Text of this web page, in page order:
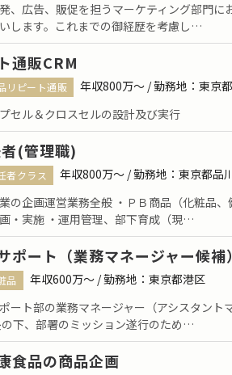
、広告、販促を担うマーケティング部門に
します。これまでの御経歴を考慮し…
通販CRM
リピート通販
年収800万〜 / 勤務地：東京
セル＆クロスセルの設計及び実行
(管理職)
者クラス
年収800万〜 / 勤務地：東京都品
の企画運営業務全般 ・ＰＢ商品（化粧品
・実施 ・運用管理、部下育成（現…
ポート（業務マネージャー候補）
品
年収600万〜 / 勤務地：東京都港区
ート部の業務マネージャー（アシスタント
下、部署のミッション遂行のため…
食品の商品企画